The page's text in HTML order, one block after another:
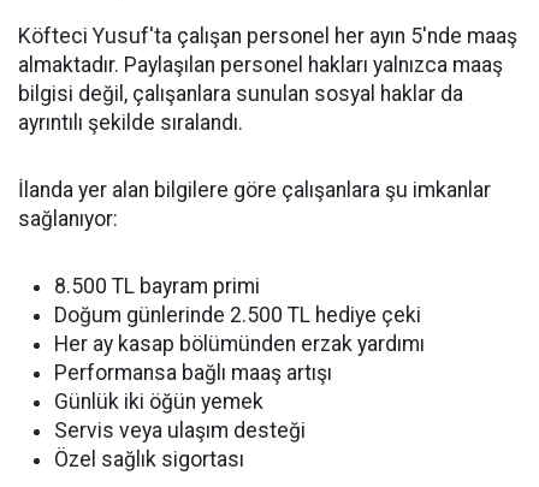
Köfteci Yusuf'ta çalışan personel her ayın 5'nde maaş
almaktadır. Paylaşılan personel hakları yalnızca maaş
bilgisi değil, çalışanlara sunulan sosyal haklar da
ayrıntılı şekilde sıralandı.
İlanda yer alan bilgilere göre çalışanlara şu imkanlar
sağlanıyor:
8.500 TL bayram primi
Doğum günlerinde 2.500 TL hediye çeki
Her ay kasap bölümünden erzak yardımı
Performansa bağlı maaş artışı
Günlük iki öğün yemek
Servis veya ulaşım desteği
Özel sağlık sigortası